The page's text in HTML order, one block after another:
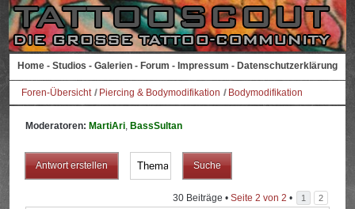
Home - Studios - Galerien - Forum - Impressum - Datenschutzerklärung
Foren-Übersicht Piercing & Bodymodifikation Bodymodifikation
Moderatoren: MartiAri, BassSultan
Antwort erstellen
30 Beiträge • Seite 2 von 2 • 1 2